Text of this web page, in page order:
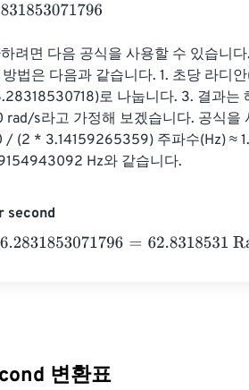
려면 다음 공식을 사용할 수 있습니
법은 다음과 같습니다. 1. 초당 라디
로 나눕니다. 3. 결과는
rad/s라고 가정해 보겠습니다. 공식을
/ (2 * 3.14159265359) 주파수(Hz) ≈
Hz와 같습니다.
second
=62.8318531 Radians per
변환표